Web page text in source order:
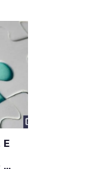
E
...